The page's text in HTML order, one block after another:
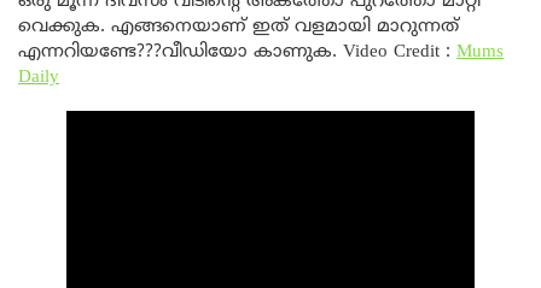
വെക്കുക. എങ്ങനെയാണ് ഇത് വളമായി മാറുന്നത്
എന്നറിയണ്ടേ???വീഡിയോ കാണുക. Video Credit : Mums
Daily